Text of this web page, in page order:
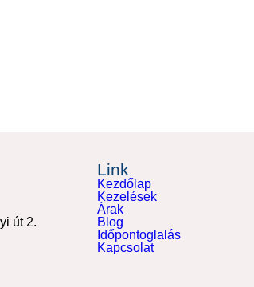
út 2.
Link
Kezdőlap
Kezelések
Árak
Blog
Időpontoglalás
Kapcsolat